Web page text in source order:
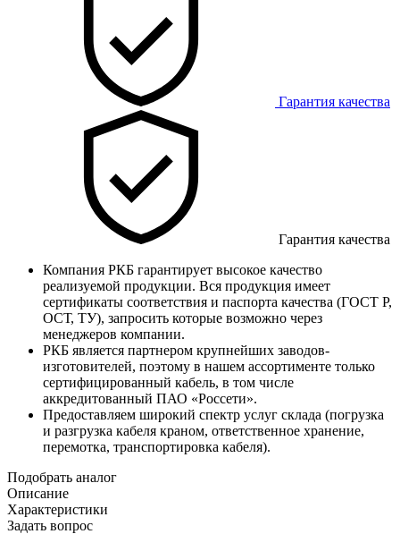
Гарантия качества
Гарантия качества
Компания РКБ гарантирует высокое качество
реализуемой продукции. Вся продукция имеет
сертификаты соответствия и паспорта качества (ГОСТ Р,
ОСТ, ТУ), запросить которые возможно через
менеджеров компании.
РКБ является партнером крупнейших заводов-
изготовителей, поэтому в нашем ассортименте только
сертифицированный кабель, в том числе
аккредитованный ПАО «Россети».
Предоставляем широкий спектр услуг склада (погрузка
и разгрузка кабеля краном, ответственное хранение,
перемотка, транспортировка кабеля).
Подобрать аналог
Описание
Характеристики
Задать вопрос